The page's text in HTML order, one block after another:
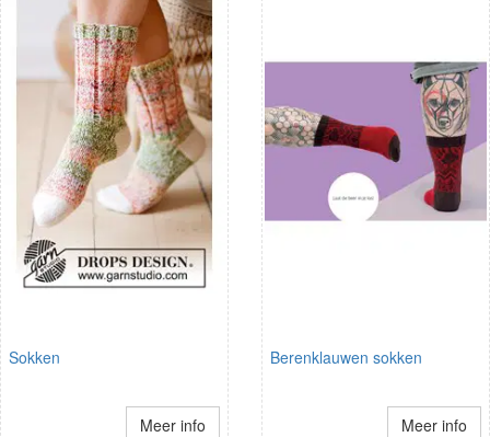
Sokken
Meer info
Berenklauwen sokken
Meer info